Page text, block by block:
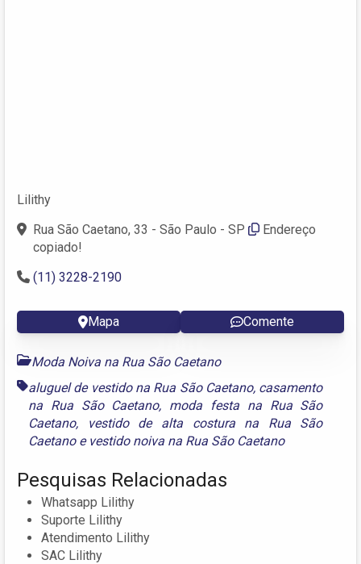
Lilithy
Rua São Caetano, 33 - São Paulo - SP
Endereço
copiado!
(11) 3228-2190
Mapa Comente
Moda Noiva na Rua São Caetano
aluguel de vestido na Rua São Caetano, casamento
na Rua São Caetano, moda festa na Rua São
Caetano,
vestido de alta costura na Rua São
Caetanoe vestido noiva na Rua São Caetano
Pesquisas Relacionadas
Whatsapp Lilithy
Suporte Lilithy
Atendimento Lilithy
SAC Lilithy